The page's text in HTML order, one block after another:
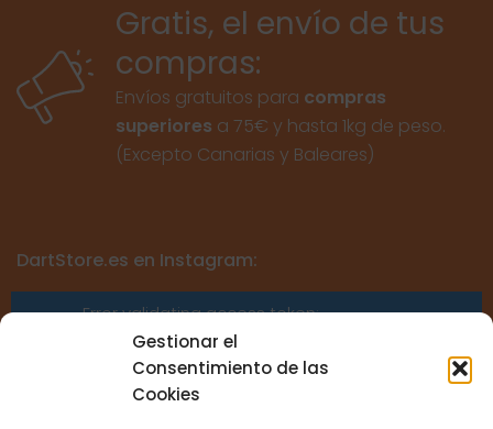
Gestionar el
Consentimiento de las
Cookies
Gratis, el envío de tus
compras:
Envíos gratuitos para compras
superiores a 75€ y hasta 1kg de peso.
(Excepto Canarias y Baleares)
DartStore.es en Instagram:
Error validating access token:
Sessions for the user are not allowed
because the user is not a confirmed